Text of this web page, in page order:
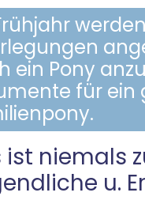
ein Pony
für ein
ist niemals
u.